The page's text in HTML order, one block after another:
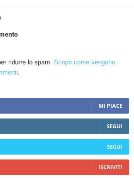
ridurre lo spam. Scopri come vengono
.
MI PIACE
SEGUI
SEGUI
ISCRIVITI